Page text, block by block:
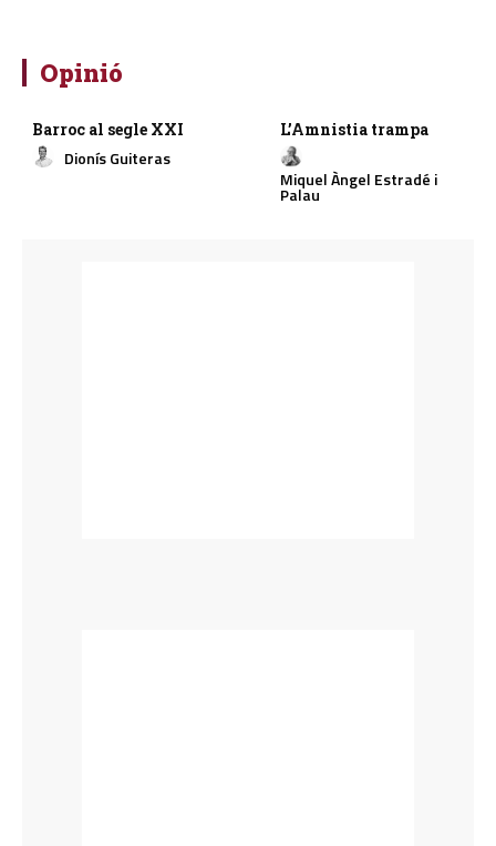
Opinió
Barroc al segle XXI
Dionís Guiteras
L’Amnistia trampa
Miquel Àngel Estradé i
Palau